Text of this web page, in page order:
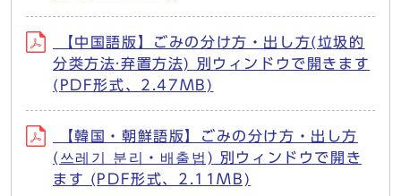
【中国語版】ごみの分け方・出し方(垃圾的
分类方法·弃置方法) 別ウィンドウで開きます
(PDF形式、2.47MB)
【韓国・朝鮮語版】ごみの分け方・出し方
(쓰레기 분리・배출법) 別ウィンドウで開き
ます (PDF形式、2.11MB)